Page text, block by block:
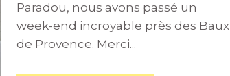
Paradou, nous avons passé un
week-end incroyable près des Baux
de Provence. Merci...